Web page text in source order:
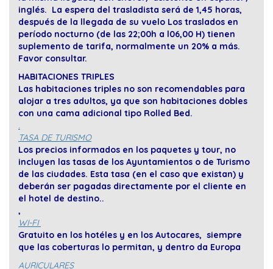
inglés. La espera del trasladista será de 1,45 horas,
después de la llegada de su vuelo Los traslados en
período nocturno (de las 22;00h a l06,00 H) tienen
suplemento de tarifa, normalmente un 20% a más.
Favor consultar.
HABITACIONES TRIPLES
Las habitaciones triples no son recomendables para
alojar a tres adultos, ya que son habitaciones dobles
con una cama adicional tipo Rolled Bed.
.
TASA DE TURISMO
Los precios informados en los paquetes y tour, no
incluyen las tasas de los Ayuntamientos o de Turismo
de las ciudades. Esta tasa (en el caso que existan) y
deberán ser pagadas directamente por el cliente en
el hotel de destino..
,
WI-FI
Gratuito en los hotéles y en los Autocares, siempre
que las coberturas lo permitan, y dentro da Europa
AURICULARES